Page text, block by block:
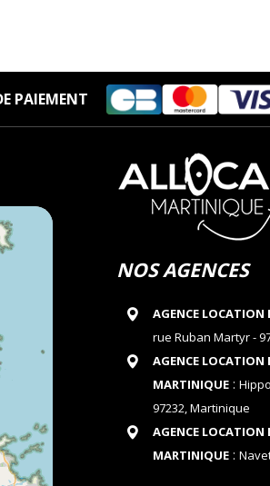
PAIEMENT
NOS AGENCES
AGENCE LOCATION
rue Ruban Martyr -
AGENCE LOCATION
MARTINIQUE:
97232, Martinique
AGENCE LOCATION
MARTINIQUE: